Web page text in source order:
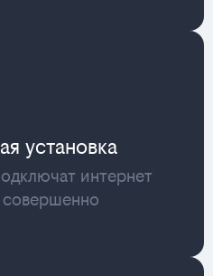
установка
интернет
совершенно